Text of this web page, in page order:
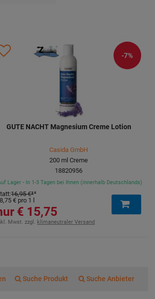
GUTE NACHT Magnesium Creme Lotion
Casida GmbH
200 ml Creme
18820956
15,75 €
:16,95 €³
Lager - In 1-3 Tagen bei Ihnen (innerhalb Deutschlands)
Mwst. zzgl. klimaneutraler Versand
€ pro 1 l
-7%
Suche Produkt Suche Anbieter